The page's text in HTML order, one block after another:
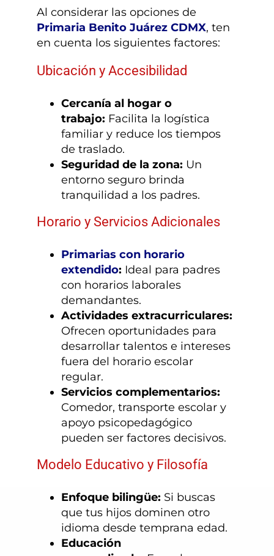
Al considerar las opciones de
Primaria Benito Juárez CDMX, ten
en cuenta los siguientes factores:
Ubicación y Accesibilidad
Cercanía al hogar o
trabajo: Facilita la logística
familiar y reduce los tiempos
de traslado.
Seguridad de la zona: Un
entorno seguro brinda
tranquilidad a los padres.
Horario y Servicios Adicionales
Primarias con horario
extendido: Ideal para padres
con horarios laborales
demandantes.
Actividades extracurriculares:
Ofrecen oportunidades para
desarrollar talentos e intereses
fuera del horario escolar
regular.
Servicios complementarios:
Comedor, transporte escolar y
apoyo psicopedagógico
pueden ser factores decisivos.
Modelo Educativo y Filosofía
Enfoque bilingüe: Si buscas
que tus hijos dominen otro
idioma desde temprana edad.
Educación